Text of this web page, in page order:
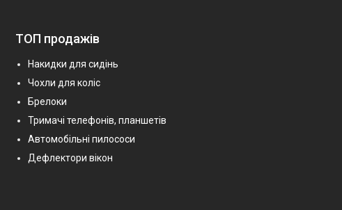
ТОП продажів
Накидки для сидінь
Чохли для коліс
Брелоки
Тримачі телефонів, планшетів
Автомобільні пилососи
Дефлектори вікон